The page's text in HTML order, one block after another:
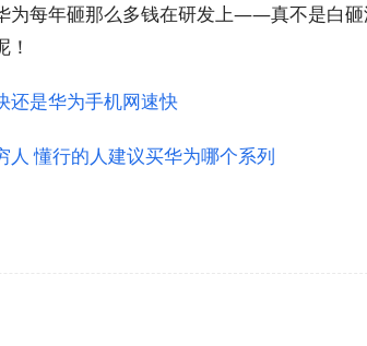
每年砸那么多钱在研发上——真不是白
还是华为手机网速快
人 懂行的人建议买华为哪个系列